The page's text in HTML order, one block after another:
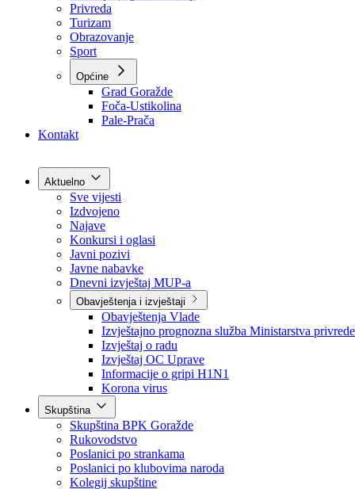
O kantonu
Simboli kantona (Grb, zastava)
Historija (digitalni muzej)
Privreda
Turizam
Obrazovanje
Sport
Općine
Kontakt
Aktuelno
Sve vijesti
Izdvojeno
Najave
Konkursi i oglasi
Javni pozivi
Javne nabavke
Dnevni izvještaj MUP-a
Obavještenja i izvještaji
Obavještenja Vlade
Izvještajno prognozna služba Ministarstva privrede
Izvještaj o radu
Izvještaj OC Uprave
Informacije o gripi H1N1
Korona virus
Skupština
Skupština BPK Goražde
Rukovodstvo